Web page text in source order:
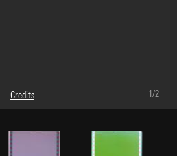
Credits
© Man Ray Trust / Adagp, Paris
1/2